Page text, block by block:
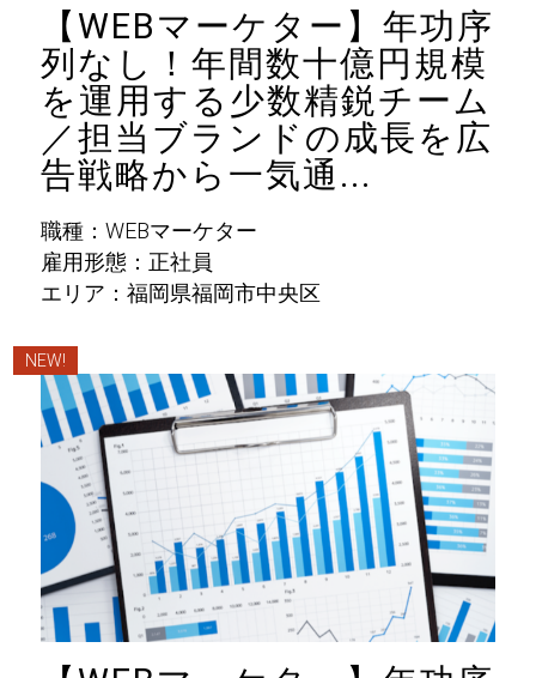
【WEBマーケター】年功序
列なし！年間数十億円規模
を運用する少数精鋭チーム
／担当ブランドの成長を広
告戦略から一気通...
職種：WEBマーケター
雇用形態：正社員
エリア：福岡県福岡市中央区
NEW!